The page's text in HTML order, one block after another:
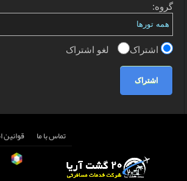
گروه:
اشتراک لغو اشتراک
اشتراک
تماس با ما قوانین